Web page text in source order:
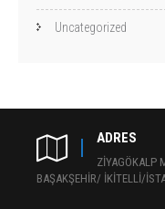
Uncategorized
ADRES
ZİYAGÖKALP
BAŞAKŞEHİR/ İKİTELLİ/